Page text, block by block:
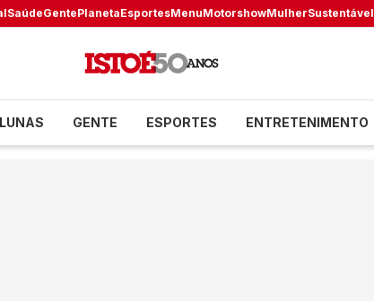
SaúdeGentePlanetaEsportesMenuMotorshowMulherSustentável
GENTE ESPORTES ENTRETENIMENTO